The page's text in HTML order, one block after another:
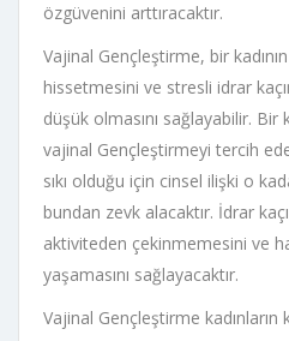
özgüvenini arttıracaktır.
Vajinal Gençleştirme, bir
hissetmesini ve stresli idrar
düşük olmasını sağlayabilir. Bir
vajinal Gençleştirmeyi tercih
sıkı olduğu için cinsel ilişki o
bundan zevk alacaktır. İdrar
aktiviteden çekinmemesini ve
yaşamasını sağlayacaktır.
Vajinal Gençleştirme kadınların